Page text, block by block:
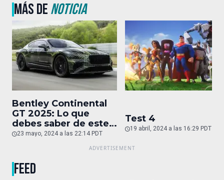
MÁS DENOTICIA
Bentley Continental
GT 2025: Lo que
debes saber de este
auto de superlujo
23 mayo, 2024 a las 22:14 PDT
Test 4
19 abril, 2024 a las 16:29 PDT
FEED